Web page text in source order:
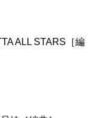
ALL STARS［編